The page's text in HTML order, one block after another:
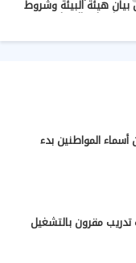
بيان هيئة البيئة وشروط
على التصاريح
المواطنين بدء
سباحة: 14 فرصة تدريب مقرون بالتشغيل